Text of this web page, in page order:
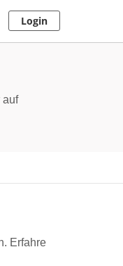
Login
auf
Erfahre